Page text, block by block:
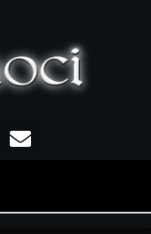
Email